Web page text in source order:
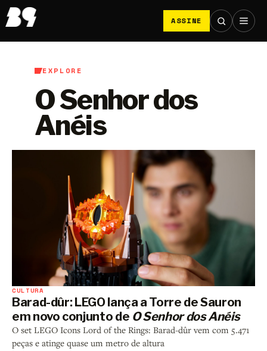
ASSINE
EXPLORE
O Senhor dos
Anéis
CULTURA
Barad-dûr: LEGO lança a Torre de Sauron
em novo conjunto de O Senhor dos Anéis
O set LEGO Icons Lord of the Rings: Barad-dûr vem com 5.471
peças e atinge quase um metro de altura